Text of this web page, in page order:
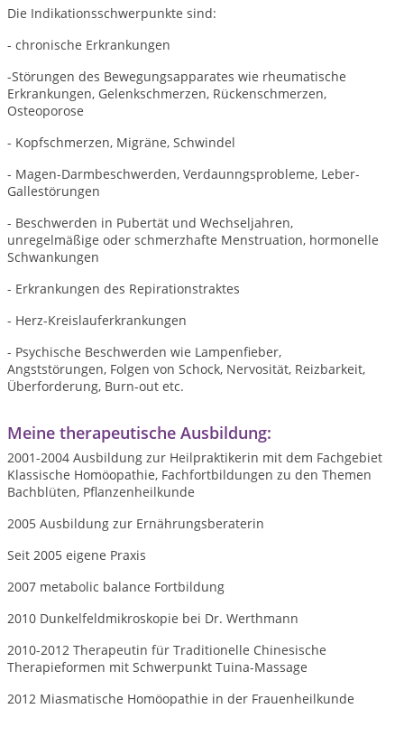
Die Indikationsschwerpunkte sind:
- chronische Erkrankungen
-Störungen des Bewegungsapparates wie rheumatische
Erkrankungen, Gelenkschmerzen, Rückenschmerzen,
Osteoporose
- Kopfschmerzen, Migräne, Schwindel
- Magen-Darmbeschwerden, Verdaunngsprobleme, Leber-
Gallestörungen
- Beschwerden in Pubertät und Wechseljahren,
unregelmäßige oder schmerzhafte Menstruation, hormonelle
Schwankungen
- Erkrankungen des Repirationstraktes
- Herz-Kreislauferkrankungen
- Psychische Beschwerden wie Lampenfieber,
Angststörungen, Folgen von Schock, Nervosität, Reizbarkeit,
Überforderung, Burn-out etc.
Meine therapeutische Ausbildung:
2001-2004 Ausbildung zur Heilpraktikerin mit dem Fachgebiet
Klassische Homöopathie, Fachfortbildungen zu den Themen
Bachblüten, Pflanzenheilkunde
2005 Ausbildung zur Ernährungsberaterin
Seit 2005 eigene Praxis
2007 metabolic balance Fortbildung
2010 Dunkelfeldmikroskopie bei Dr. Werthmann
2010-2012 Therapeutin für Traditionelle Chinesische
Therapieformen mit Schwerpunkt Tuina-Massage
2012 Miasmatische Homöopathie in der Frauenheilkunde